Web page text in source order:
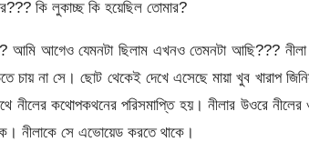
কি লুকাচ্ছ কি হয়েছিল তোমার?
আমি আগেও যেমনটা ছিলাম এখনও তেমনটা আছি???
চায় না সে। ছোট থেকেই দেখে এসেছে মায়া খুব খারাপ
নীলের কথোপকথনের পরিসমাপ্তি হয়। নীলার উওরে
নীলাকে সে এভোয়েড করতে থাকে।